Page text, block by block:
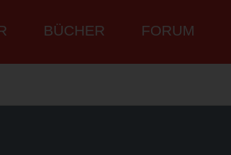
BÜCHER FORUM